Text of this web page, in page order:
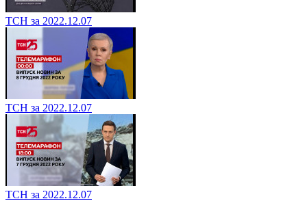
ТСН за 2022.12.07
ТСН за 2022.12.07
ТСН за 2022.12.07